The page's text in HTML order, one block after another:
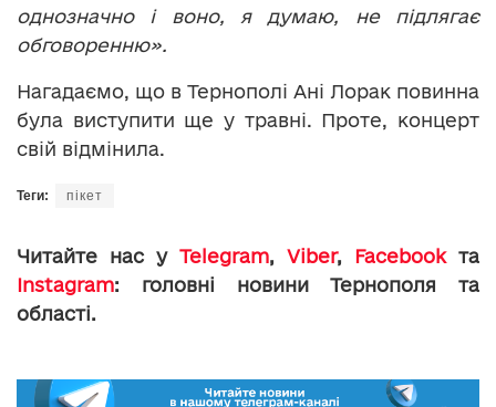
однозначно і воно, я думаю, не підлягає
обговоренню».
Нагадаємо, що в Тернополі Ані Лорак повинна
була виступити ще у травні. Проте, концерт
свій відмінила.
Теги: пікет
Читайте нас у Telegram, Viber, Facebookта
Instagram: головні новини Тернополя та
області.